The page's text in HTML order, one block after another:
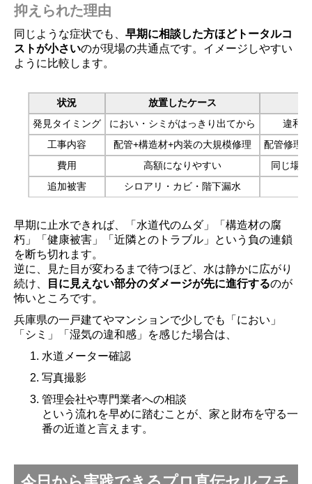
抑えられた理由
同じような症状でも、 早期に相談した方ほどトータルコ
ストが小さいのが現場の共通点です。イメージしやすい
ように比較します。
状況 放置したケース
発見タイミング
におい・シミがはっきり出てから
違和
工事内容
配管+構造材+内装の大規模修理
配管修理
費用
高額になりやすい
同じ場
追加被害
シロアリ・カビ・階下漏水
早期に止水できれば、「水道代のムダ」「構造材の腐
朽」「健康被害」「近隣とのトラブル」という負の連鎖
を断ち切れます。
逆に、見た目が変わるまで待つほど、水は静かに広がり
続け、
目に見えない部分のダメージが先に進行するのが
怖いところです。
兵庫県の一戸建てやマンションで少しでも「におい」
「シミ」「湿気の違和感」を感じた場合は、
水道メーター確認
写真撮影
管理会社や専門業者への相談
という流れを早めに踏むことが、家と財布を守る一
番の近道と言えます。

HOME

TEL

MAIL